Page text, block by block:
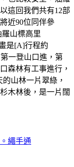
這回我們共有12部
近90位同伴參
山標高里
是[A]行程約
一登山口進，第
森林有工事進行，
山林一片翠綠，
木林後，是一片闊
繩手通